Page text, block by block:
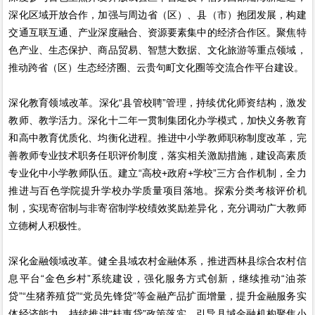
深化区域开放合作，加强与周边省（区）、县（市）抱团发展，构建
交通互联互通、产业深度融合、资源要素集中的经济合作区。聚焦特
色产业、生态保护、商品贸易、智慧大数据、文化旅游等重点领域，
推动跨省（区）生态经济圈、云贵句町文化圈等交流合作平台建设。
深化教育领域改革。深化“县管校聘”管理，持续优化师资结构，激发
教师、教学活力。深化十二年一贯制集团化办学模式，加快义务教育
和高中教育优质化、均衡化进程。推进中小学教师职称制度改革，完
善教师专业技术职务任职评价制度，落实相关激励措施，建设高素质
专业化中小学教师队伍。建立“高校+政府+学校”三方合作机制，全力
推进与百色学院提升学校办学质量项目落地。探索分类考核评价机
制，实现寄宿制与非寄宿制学校绩效奖励差异化，充分调动广大教师
立德树人积极性。
深化金融领域改革。健全县域农村金融体系，推进西林县综合农村信
息平台“金色乡村”系统建设，强化服务方式创新，继续推动“油茶
贷”“生猪养殖贷”“党员先锋贷”等金融产品扩面增量，提升金融服务实